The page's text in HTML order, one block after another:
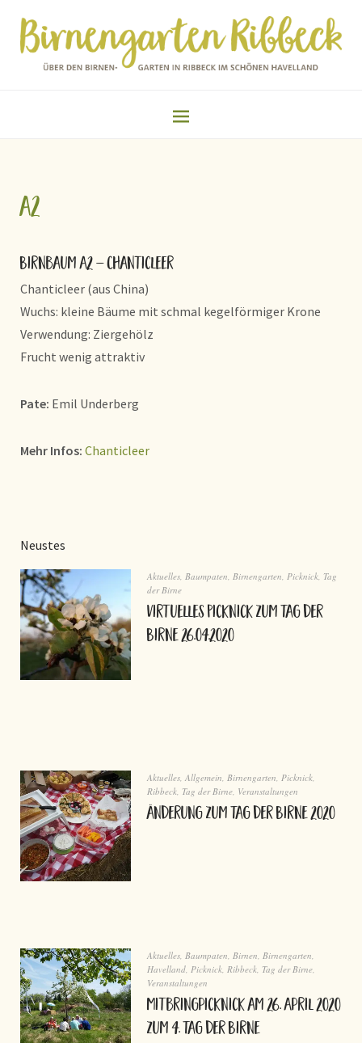
a2
Birnbaum A2 – Chanticleer
Chanticleer (aus China)
Wuchs: kleine Bäume mit schmal kegelförmiger Krone
Verwendung: Ziergehölz
Frucht wenig attraktiv
Pate: Emil Underberg
Mehr Infos: Chanticleer
Neustes
Aktuelles Baumpaten Birnengarten Picknick Tag
der Birne
virtuelles Picknick zum Tag der
Birne 26.04.2020
Aktuelles ,Allgemein Birnengarten Picknick
Ribbeck Tag der Birne Veranstaltungen
Änderung zum Tag der Birne 2020
Aktuelles Baumpaten Birnen Birnengarten
Havelland Picknick Ribbeck Tag der Birne
Veranstaltungen
Mitbringpicknick am 26. April 2020
zum 4. Tag der Birne